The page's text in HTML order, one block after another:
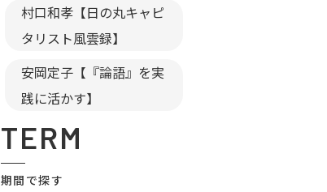
村口和孝【日の丸キャピ
タリスト風雲録】
安岡定子【『論語』を実
践に活かす】
TERM
期間で探す